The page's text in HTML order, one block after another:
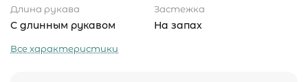
Длина рукава
С длинным рукавом
Застежка
На запах
Все характеристики